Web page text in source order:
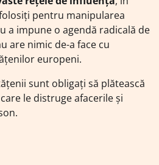
pentru manipularea
a impune o agendă radicală de
are nimic de-a face cu
europeni.
sunt obligați să plătească
le distruge afacerile și